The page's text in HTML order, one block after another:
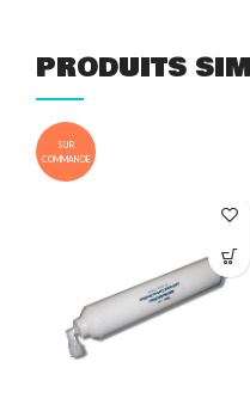
PRODUITS
SUR
COMMANDE